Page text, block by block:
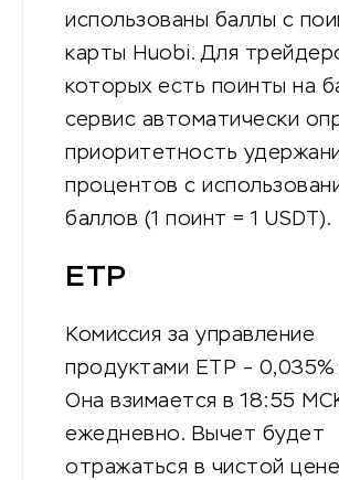
использованы баллы с
карты Huobi. Для
которых есть поинты на
сервис автоматически
приоритетность
процентов с
баллов (1 поинт = 1 USDT).
ETP
Комиссия за управление
продуктами ETP – 0,035%
Она взимается в 18:55
ежедневно. Вычет будет
отражаться в чистой цене